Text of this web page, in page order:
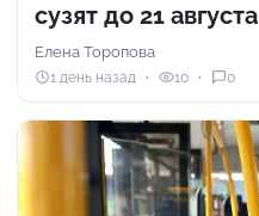
сузят до 21 августа
Елена Торопова
1 день назад 10 0